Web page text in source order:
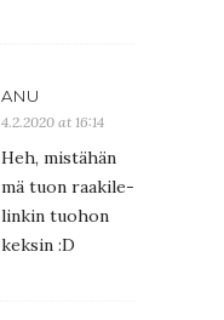
ANU
4.2.2020 at 16:14
Heh, mistähän
mä tuon raakile-
linkin tuohon
keksin :D